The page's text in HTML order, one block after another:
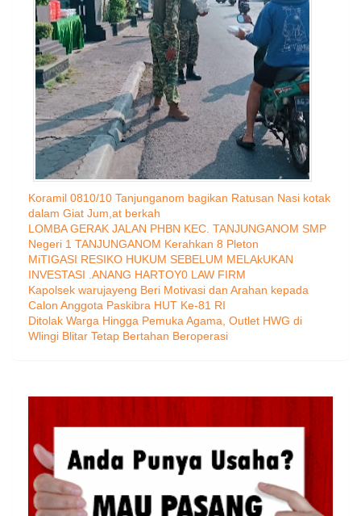
Koramil 0810/10 Tanjunganom bagikan Ratusan Nasi kotak
dalam Giat Jum,at berkah
LOMBA GERAK JALAN PHBN KEC. TANJUNGANOM SMP
Negeri 1 TANJUNGANOM Kerahkan 8 Pleton
MiTIGASI RESIKO HUKUM SEBELUM MELAkUKAN
INVESTASI .ANANG HARTOY0 LAW FIRM
Kapolsek warujayeng Beri Motivasi dan Arahan kepada
Calon Anggota Paskibra HUT Ke-81 RI
Ditolak Warga Hingga Pemuka Agama, Outlet HWG di
Wlingi Blitar Tetap Bertahan Beroperasi